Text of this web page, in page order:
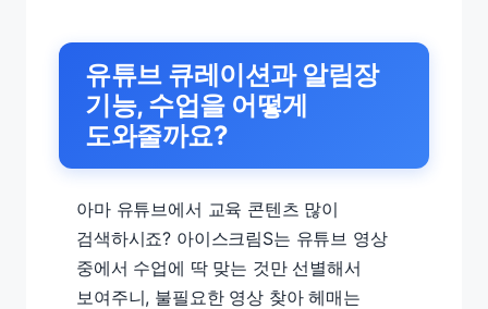
유튜브 큐레이션과 알림장
기능, 수업을 어떻게
도와줄까요?
아마 유튜브에서 교육 콘텐츠 많이
검색하시죠? 아이스크림S는 유튜브 영상
중에서 수업에 딱 맞는 것만 선별해서
보여주니, 불필요한 영상 찾아 헤매는